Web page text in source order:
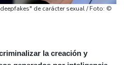
de carácter sexual / Foto: ©
la creación y